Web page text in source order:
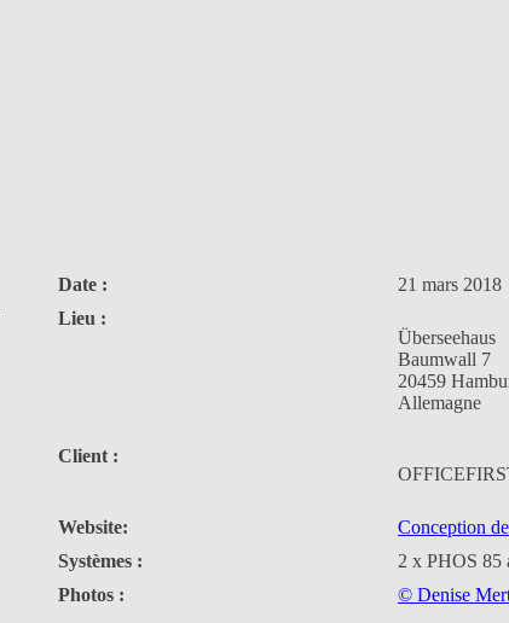
Date :
21 mars 2018
Lieu :
Überseehaus
Baumwall 7
20459
Allemagne
Client :
Website:
Conception
Systèmes :
2 x PHOS 85
Photos :
© Denise